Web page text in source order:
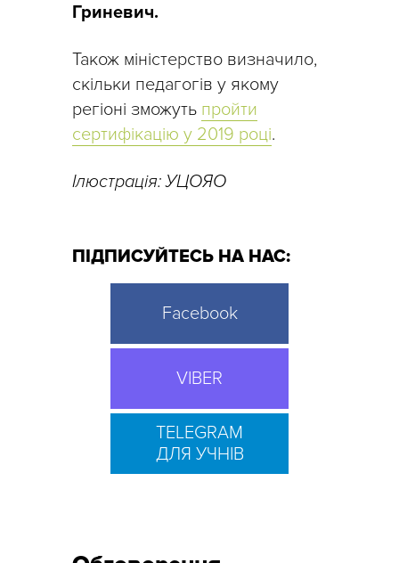
Гриневич.
Також міністерство визначило,
скільки педагогів у якому
регіоні зможуть пройти
сертифікацію у 2019 році.
Ілюстрація: УЦОЯО
ПІДПИСУЙТЕСЬ НА НАС:
Facebook
VIBER
TELEGRAM
ДЛЯ УЧНІВ